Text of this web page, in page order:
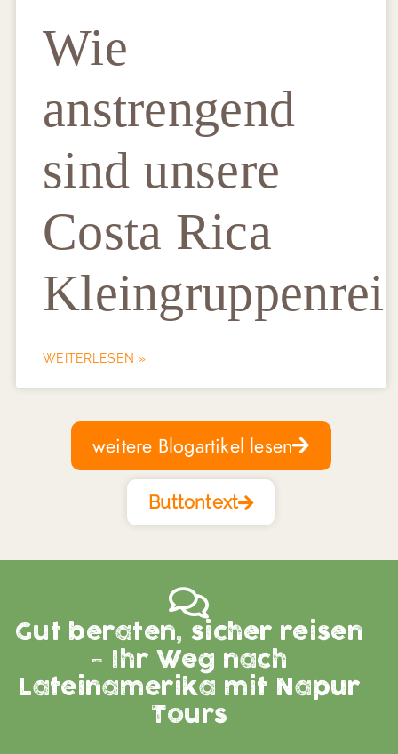
Wie
anstrengend
sind unsere
Costa Rica
WEITERLESEN »
weitere Blogartikel lesen
Buttontext
Gut beraten, sicher reisen
- Ihr Weg nach
Lateinamerika mit Napur
Tours